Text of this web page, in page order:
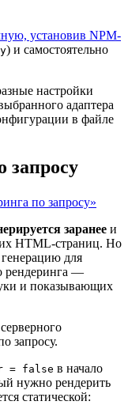
установив NPM-
) и самостоятельно
настройки
адаптера
в файле
запросу
по запросу»
заранее и
HTML-страниц. Но
для
рендеринга —
и показывающих
запросу.
= false в начало
нужно рендерить
статической: